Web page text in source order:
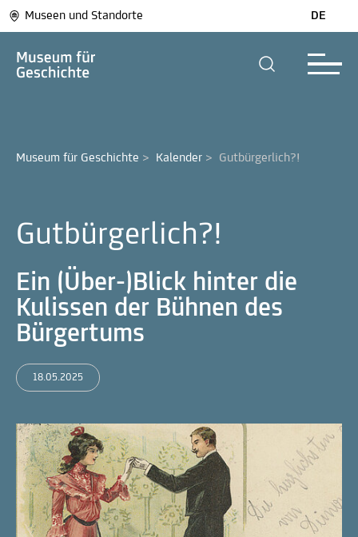
Museen und Standorte DE
Museum für Geschichte > Kalender > Gutbürgerlich?!
Gutbürgerlich?!
Ein (Über-)Blick hinter die
Kulissen der Bühnen des
Bürgertums
18.05.2025